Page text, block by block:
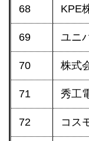
68 KPE
69 ユニ
70 株式
71 秀工
72 コス